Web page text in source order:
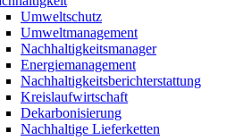
Umweltschutz
Umweltmanagement
Nachhaltigkeitsmanager
Energiemanagement
Nachhaltigkeitsberichterstattung
Kreislaufwirtschaft
Dekarbonisierung
Nachhaltige Lieferketten